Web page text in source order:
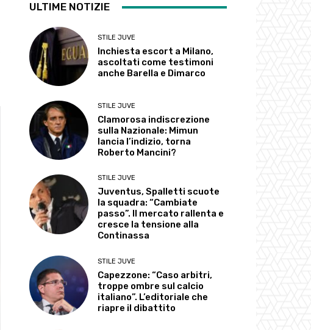
ULTIME NOTIZIE
STILE JUVE
Inchiesta escort a Milano,
ascoltati come testimoni
anche Barella e Dimarco
STILE JUVE
Clamorosa indiscrezione
sulla Nazionale: Mimun
lancia l’indizio, torna
Roberto Mancini?
STILE JUVE
Juventus, Spalletti scuote
la squadra: “Cambiate
passo”. Il mercato rallenta e
cresce la tensione alla
Continassa
STILE JUVE
Capezzone: “Caso arbitri,
troppe ombre sul calcio
italiano”. L’editoriale che
riapre il dibattito